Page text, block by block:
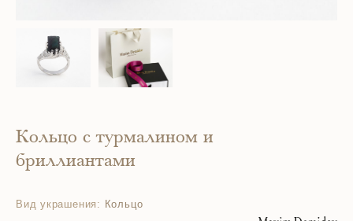
Кольцо с турмалином и
бриллиантами
Вид украшения: Кольцо